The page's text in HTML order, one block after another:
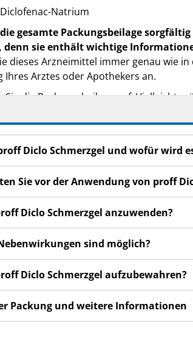
Natrium
die gesamte Packungsbeilage
denn sie enthält wichtige
dieses Arzneimittel immer genau wie
Ihres Arztes oder Apothekers an.
Sie die Packungsbeilage auf. Vielleicht
Nebenwirkungen bemerken,
die nicht in dieser
Sie sich nach 3 Tagen nicht besser oder
Diclo Schmerzgel und wofür wird
Sie vor der Anwendung von proff
Diclo Schmerzgel anzuwenden?
sind möglich?
Diclo Schmerzgel aufzubewahren?
Packung und weitere Informationen